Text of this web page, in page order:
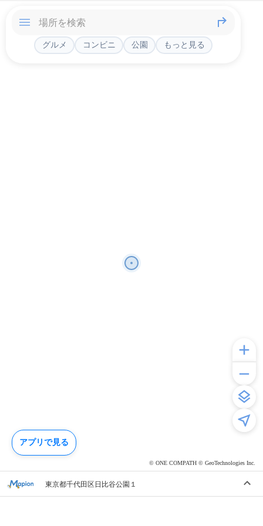
© ONE COMPATH © GeoTechnologies Inc.
グルメ コンビニ 公園 もっと見る
東京都千代田区日比谷公園１
アプリで見る